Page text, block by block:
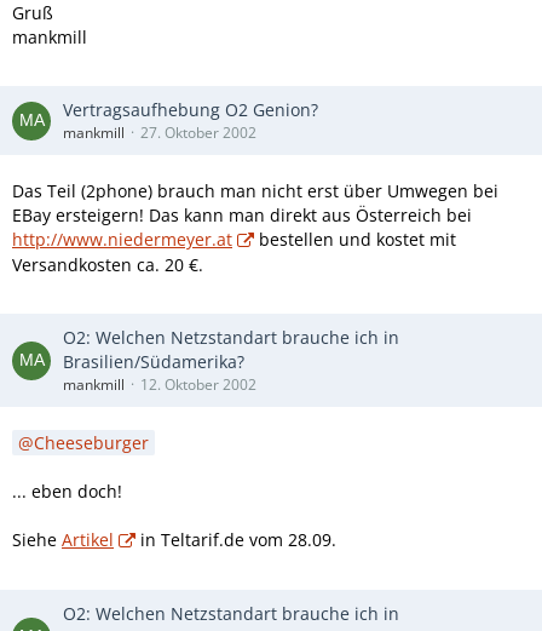
Gruß
mankmill
Vertragsaufhebung O2 Genion?
mankmill 27. Oktober 2002
Das Teil (2phone) brauch man nicht erst über Umwegen bei
EBay ersteigern! Das kann man direkt aus Österreich bei
http://www.niedermeyer.at
bestellen und kostet mit
Versandkosten ca. 20 €.
O2: Welchen Netzstandart brauche ich in
Brasilien/Südamerika?
mankmill 12. Oktober 2002
Cheeseburger
... eben doch!
Siehe Artikel in Teltarif.de vom 28.09.
O2: Welchen Netzstandart brauche ich in